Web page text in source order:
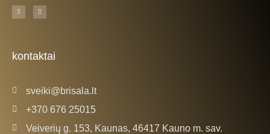
F
a
c
-
f
I
n
s
m
kontaktai
sveiki@brisala.lt
+370 676 25015
Veiverių g. 153, Kaunas, 46417 Kauno m. sav.